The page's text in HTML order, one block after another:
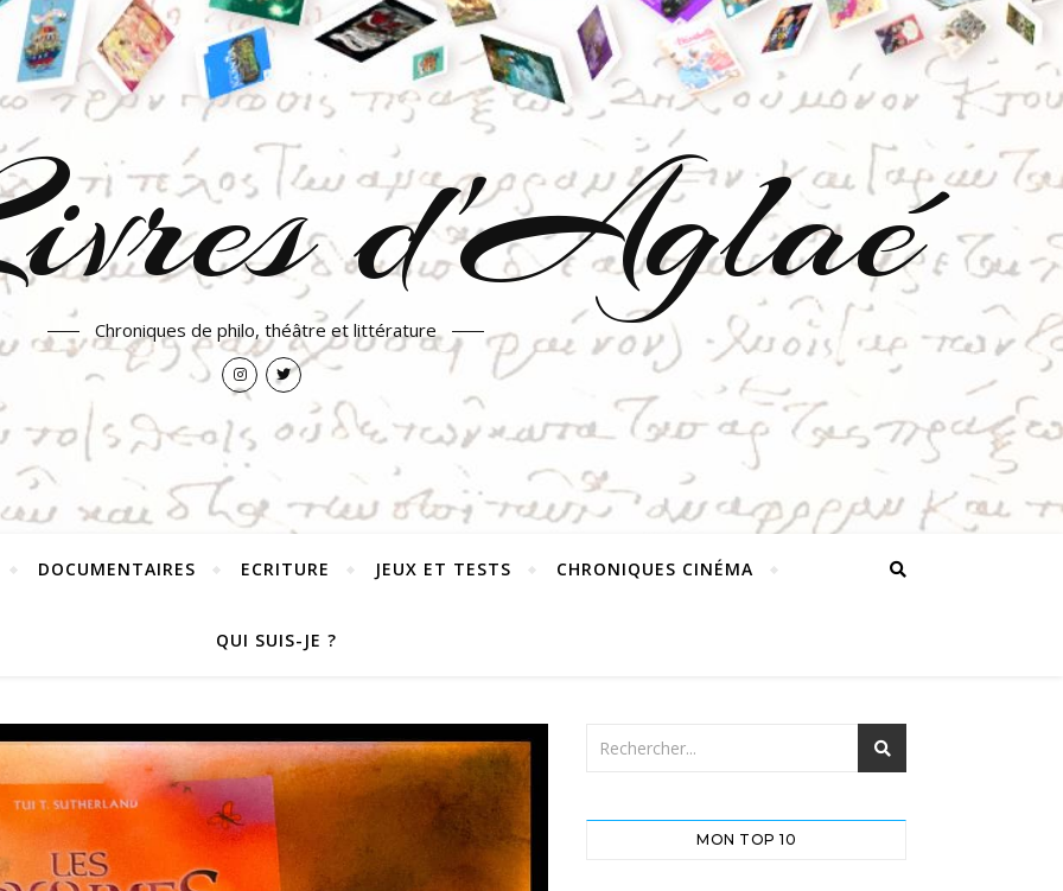
d'Aglaé
Chroniques de philo, théâtre et littérature
DOCUMENTAIRES ECRITURE JEUX ET TESTS CHRONIQUES CINÉMA
QUI SUIS-JE ?
MON TOP 10